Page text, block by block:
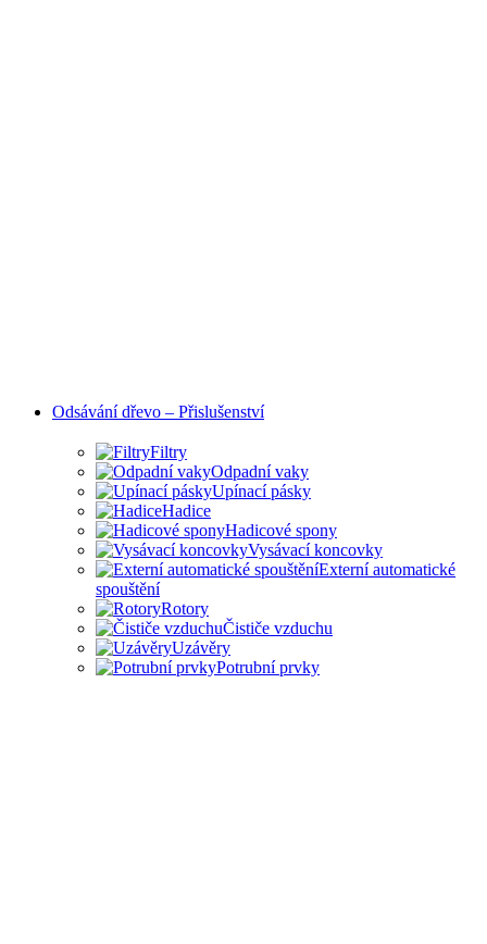
Odsávání dřevo – Přislušenství
Filtry
Odpadní vaky
Upínací pásky
Hadice
Hadicové spony
Vysávací koncovky
Externí automatické
spouštění
Rotory
Čističe vzduchu
Uzávěry
Potrubní prvky